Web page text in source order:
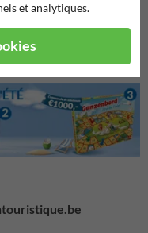
et analytiques.